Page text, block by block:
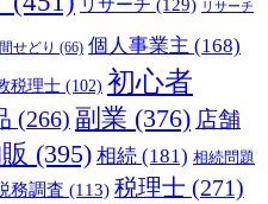
リサーチ (129) リサーチ
せどり (66) 個人事業主 (168)
税理士 (102) 初心者
(266) 副業 (376) 店舗
(395) 相続 (181) 相続問題
務調査 (113) 税理士 (271)